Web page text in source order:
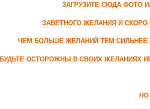
ЗАГРУЗИТЕ СЮДА ФОТО
ЗАВЕТНОГО ЖЕЛАНИЯ И
ЧЕМ БОЛЬШЕ ЖЕЛАНИЙ ТЕМ
БУДЬТЕ ОСТОРОЖНЫ В СВОИХ ЖЕЛАНИЯХ
НО